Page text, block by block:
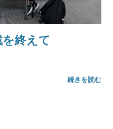
終えて
続きを読む